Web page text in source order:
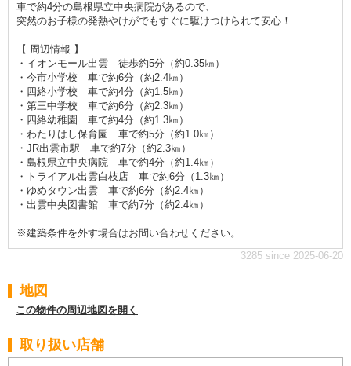
車で約4分の島根県立中央病院があるので、
突然のお子様の発熱やけがでもすぐに駆けつけられて安心！
【 周辺情報 】
・イオンモール出雲 徒歩約5分（約0.35㎞）
・今市小学校 車で約6分（約2.4㎞）
・四絡小学校 車で約4分（約1.5㎞）
・第三中学校 車で約6分（約2.3㎞）
・四絡幼稚園 車で約4分（約1.3㎞）
・わたりはし保育園 車で約5分（約1.0㎞）
・JR出雲市駅 車で約7分（約2.3㎞）
・島根県立中央病院 車で約4分（約1.4㎞）
・トライアル出雲白枝店 車で約6分（1.3㎞）
・ゆめタウン出雲 車で約6分（約2.4㎞）
・出雲中央図書館 車で約7分（約2.4㎞）
※建築条件を外す場合はお問い合わせください。
3285 since 2025-06-20
地図
この物件の周辺地図を開く
取り扱い店舗